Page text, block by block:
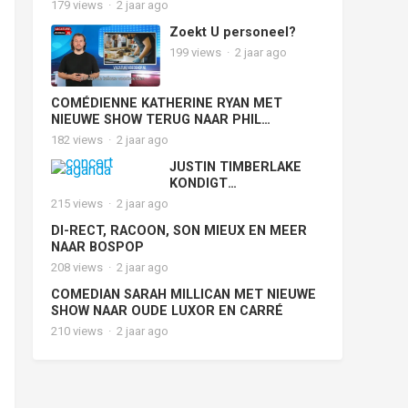
179 views · 2 jaar ago
Zoekt U personeel?
199 views · 2 jaar ago
COMÉDIENNE KATHERINE RYAN MET
NIEUWE SHOW TERUG NAAR PHIL
HAARLEM
182 views · 2 jaar ago
JUSTIN TIMBERLAKE
KONDIGT
FORGET TOMORROW
215 views · 2 jaar ago
DI-RECT, RACOON, SON MIEUX EN MEER
NAAR BOSPOP
208 views · 2 jaar ago
COMEDIAN SARAH MILLICAN MET NIEUWE
SHOW NAAR OUDE LUXOR EN CARRÉ
210 views · 2 jaar ago